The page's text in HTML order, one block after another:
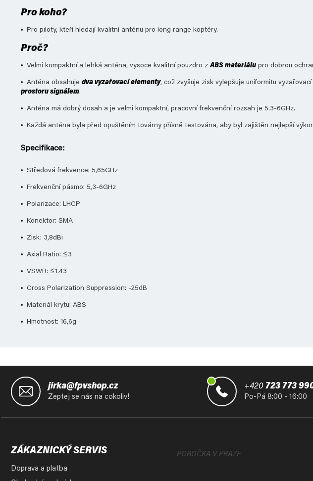
Pro koho?
Pro piloty, kteří hledají kvalitní anténu pro long range koptéry.
Proč?
Velmi kompaktní a lehká anténa, vysoce kvalitní pouzdro zABS materiálu pro dobrou
Anténa obsahuje dva vyzařovací elementy, což zvyšuje zisk vylepšuje uniformitu
prostoru signálem.
Anténa má dobrý dosah a je velmi kompaktní, pracovní frekvenční rozsah je 5.3-6GHz.
Každá anténa byla před opuštěním továrny přísně testována, aby byl zajištěn nejlepší
Specifikace:
Středová frekvence: 5,65GHz
Frekvenční pásmo: 5,3-6GHz
Polarizace: LHCP
Konektor: SMA
Zisk: 3,8dBi
Axial Ratio: ≤3
VSWR: ≤1.43
Cross Polarization Suppression: -25dB
Materiál krytu: ABS
Hmotnost: 16,6g
t
jirka@fpvshop.cz
Zeptej se nás na cokoliv!
+420 723 773
Po-Pá 8:00 - 16:00
ZÁKAZNICKÝ SERVIS
Doprava a platba
POBOČKA V PRAZE